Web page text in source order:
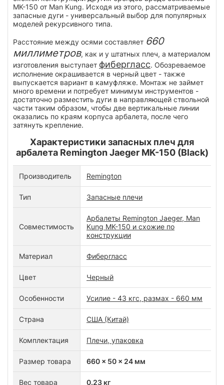
MK-150 от Man Kung. Исходя из этого, рассматриваемые
запасные дуги - универсальный выбор для популярных
моделей рекурсивного типа.
Расстояние между осями составляет 660
миллиметров, как и у штатных плеч, а материалом
изготовления выступает фибергласс. Обозреваемое
исполнение окрашивается в черный цвет - также
выпускается вариант в камуфляже. Монтаж не займет
много времени и потребует минимум инструментов -
достаточно разместить дуги в направляющей ствольной
части таким образом, чтобы две вертикальные линии
оказались по краям корпуса арбалета, после чего
затянуть крепление.
Характеристики запасных плеч для
арбалета Remington Jaeger MK-150 (Black)
Производитель Remington
Тип Запасные плечи
Совместимость
Арбалеты Remington Jaeger, Man
Kung MK-150 и схожие по
конструкции
Материал Фибергласс
Цвет Черный
Особенности Усилие - 43 кгс, размах - 660 мм
Страна США (Китай)
Комплектация Плечи, упаковка
Размер товара 660 x 50 x 24 мм
Вес товара 0.23 кг